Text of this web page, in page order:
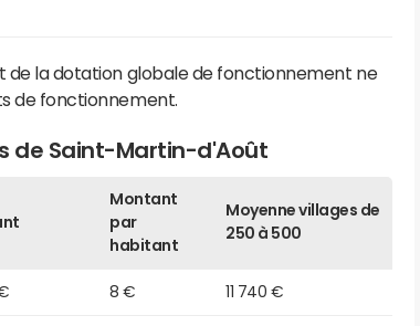
de la dotation globale de fonctionnement ne
de fonctionnement.
de Saint-Martin-d'Août
Montant
par
habitant
Moyenne villages de
250 à 500
8 € 11 740 €